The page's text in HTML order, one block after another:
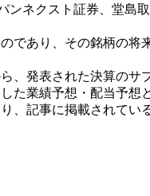
クスト証券、堂島取
あり、その銘柄の
発表された決算の
業績予想・配当予
記事に掲載されて